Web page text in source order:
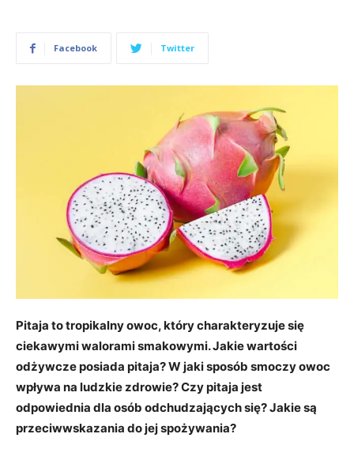
Facebook Twitter
Pitaja to tropikalny owoc, który charakteryzuje się
ciekawymi walorami smakowymi. Jakie wartości
odżywcze posiada pitaja? W jaki sposób smoczy owoc
wpływa na ludzkie zdrowie? Czy pitaja jest
odpowiednia dla osób odchudzających się? Jakie są
przeciwwskazania do jej spożywania?